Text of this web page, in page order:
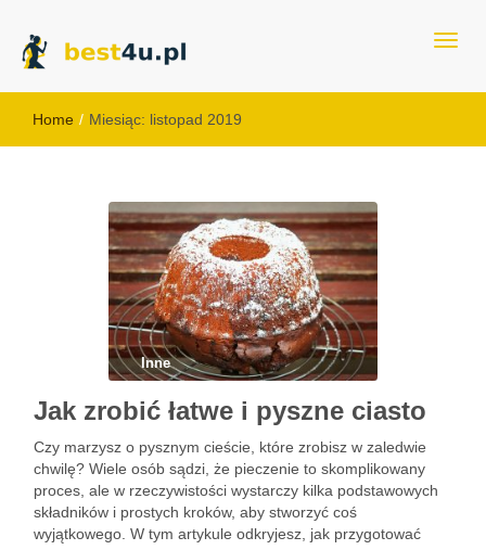
best4u.pl
Home / Miesiąc: listopad 2019
Inne
Jak zrobić łatwe i pyszne ciasto
Czy marzysz o pysznym cieście, które zrobisz w zaledwie
chwilę? Wiele osób sądzi, że pieczenie to skomplikowany
proces, ale w rzeczywistości wystarczy kilka podstawowych
składników i prostych kroków, aby stworzyć coś
wyjątkowego. W tym artykule odkryjesz, jak przygotować